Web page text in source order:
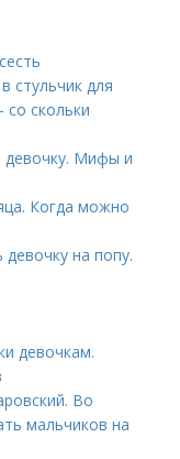
стульчик для
со скольки
девочку. Мифы и
Когда можно
на попу.
девочкам.
Во
мальчиков на